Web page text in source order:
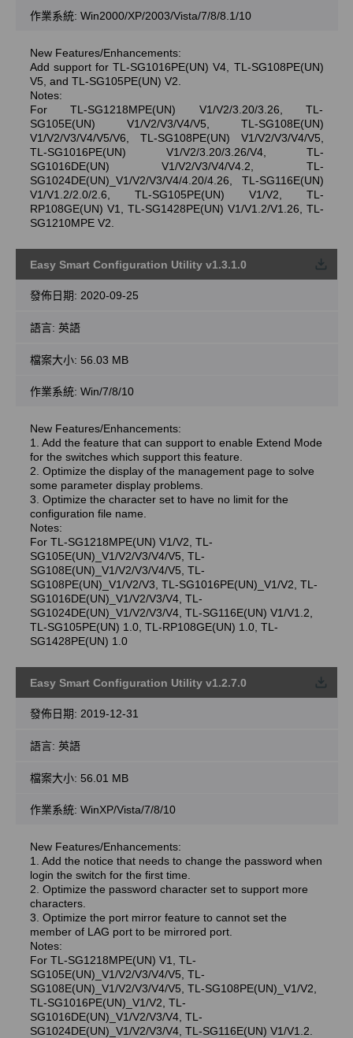
作業系統: Win2000/XP/2003/Vista/7/8/8.1/10
New Features/Enhancements:
Add support for TL-SG1016PE(UN) V4, TL-SG108PE(UN)
V5, and TL-SG105PE(UN) V2.
Notes:
For TL-SG1218MPE(UN) V1/V2/3.20/3.26, TL-
SG105E(UN) V1/V2/V3/V4/V5, TL-SG108E(UN)
V1/V2/V3/V4/V5/V6, TL-SG108PE(UN) V1/V2/V3/V4/V5,
TL-SG1016PE(UN) V1/V2/3.20/3.26/V4, TL-
SG1016DE(UN) V1/V2/V3/V4/V4.2, TL-
SG1024DE(UN)_V1/V2/V3/V4/4.20/4.26, TL-SG116E(UN)
V1/V1.2/2.0/2.6, TL-SG105PE(UN) V1/V2, TL-
RP108GE(UN) V1, TL-SG1428PE(UN) V1/V1.2/V1.26, TL-
SG1210MPE V2.
Easy Smart Configuration Utility v1.3.1.0
發佈日期: 2020-09-25
語言: 英語
檔案大小: 56.03 MB
作業系統: Win/7/8/10
New Features/Enhancements:
1. Add the feature that can support to enable Extend Mode
for the switches which support this feature.
2. Optimize the display of the management page to solve
some parameter display problems.
3. Optimize the character set to have no limit for the
configuration file name.
Notes:
For TL-SG1218MPE(UN) V1/V2, TL-
SG105E(UN)_V1/V2/V3/V4/V5, TL-
SG108E(UN)_V1/V2/V3/V4/V5, TL-
SG108PE(UN)_V1/V2/V3, TL-SG1016PE(UN)_V1/V2, TL-
SG1016DE(UN)_V1/V2/V3/V4, TL-
SG1024DE(UN)_V1/V2/V3/V4, TL-SG116E(UN) V1/V1.2,
TL-SG105PE(UN) 1.0, TL-RP108GE(UN) 1.0, TL-
SG1428PE(UN) 1.0
Easy Smart Configuration Utility v1.2.7.0
發佈日期: 2019-12-31
語言: 英語
檔案大小: 56.01 MB
作業系統: WinXP/Vista/7/8/10
New Features/Enhancements:
1. Add the notice that needs to change the password when
login the switch for the first time.
2. Optimize the password character set to support more
characters.
3. Optimize the port mirror feature to cannot set the
member of LAG port to be mirrored port.
Notes:
For TL-SG1218MPE(UN) V1, TL-
SG105E(UN)_V1/V2/V3/V4/V5, TL-
SG108E(UN)_V1/V2/V3/V4/V5, TL-SG108PE(UN)_V1/V2,
TL-SG1016PE(UN)_V1/V2, TL-
SG1016DE(UN)_V1/V2/V3/V4, TL-
SG1024DE(UN)_V1/V2/V3/V4, TL-SG116E(UN) V1/V1.2.